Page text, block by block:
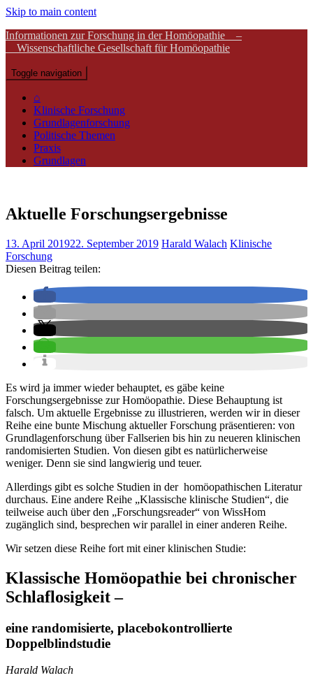
Skip to main content
Informationen zur Forschung in der Homöopathie –
Wissenschaftliche Gesellschaft für Homöopathie
Toggle navigation
⌂
Klinische Forschung
Grundlagenforschung
Politische Themen
Praxis
Grundlagen
Aktuelle Forschungsergebnisse
13. April 201922. September 2019 Harald Walach Klinische
Forschung
Diesen Beitrag teilen:
Es wird ja immer wieder behauptet, es gäbe keine
Forschungsergebnisse zur Homöopathie. Diese Behauptung ist
falsch. Um aktuelle Ergebnisse zu illustrieren, werden wir in dieser
Reihe eine bunte Mischung aktueller Forschung präsentieren: von
Grundlagenforschung über Fallserien bis hin zu neueren klinischen
randomisierten Studien. Von diesen gibt es natürlicherweise
weniger. Denn sie sind langwierig und teuer.
Allerdings gibt es solche Studien in der homöopathischen Literatur
durchaus. Eine andere Reihe „Klassische klinische Studien“, die
teilweise auch über den „Forschungsreader“ von WissHom
zugänglich sind, besprechen wir parallel in einer anderen Reihe.
Wir setzen diese Reihe fort mit einer klinischen Studie:
Klassische Homöopathie bei chronischer
Schlaflosigkeit –
eine randomisierte, placebokontrollierte
Doppelblindstudie
Harald Walach